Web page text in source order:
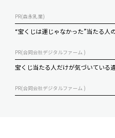
PR(森永乳業)
“宝くじは運じゃなかった”当たる人
PR(合同会社デジタルファーム )
宝くじ当たる人だけが気づいている
PR(合同会社デジタルファーム )